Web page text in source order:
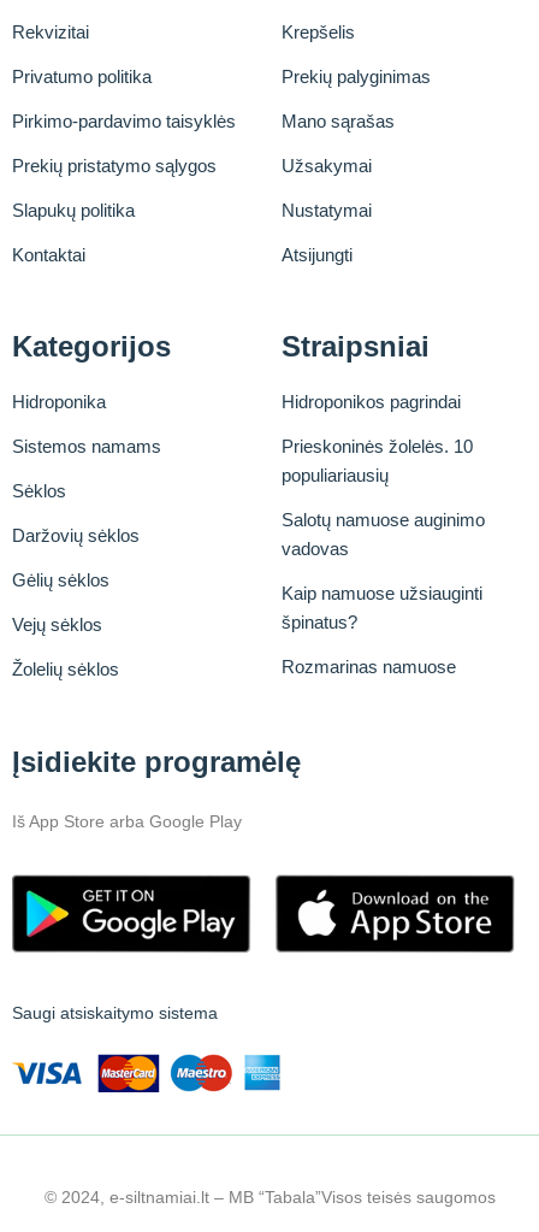
Rekvizitai
Privatumo politika
Pirkimo-pardavimo taisyklės
Prekių pristatymo sąlygos
Slapukų politika
Kontaktai
Krepšelis
Prekių palyginimas
Mano sąrašas
Užsakymai
Nustatymai
Atsijungti
Kategorijos
Hidroponika
Sistemos namams
Sėklos
Daržovių sėklos
Gėlių sėklos
Vejų sėklos
Žolelių sėklos
Straipsniai
Hidroponikos pagrindai
Prieskoninės žolelės. 10
populiariausių
Salotų namuose auginimo
vadovas
Kaip namuose užsiauginti
špinatus?
Rozmarinas namuose
Įsidiekite programėlę
Iš App Store arba Google Play
Saugi atsiskaitymo sistema
© 2024, e-siltnamiai.lt – MB “Tabala”Visos teisės saugomos